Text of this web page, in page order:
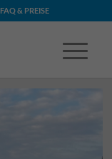
FAQ & PREISE